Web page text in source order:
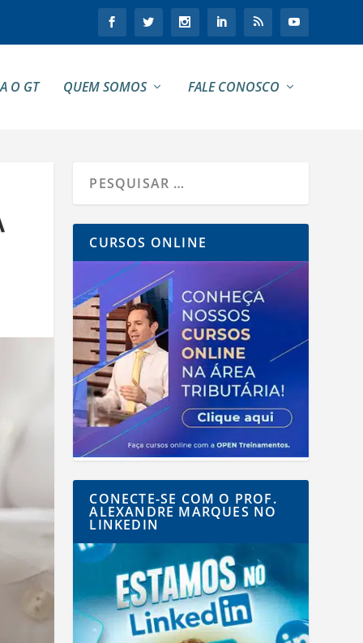
O GT QUEM SOMOS FALE CONOSCO
CURSOS ONLINE
CONECTE-SE COM O PROF.
ALEXANDRE MARQUES NO
LINKEDIN